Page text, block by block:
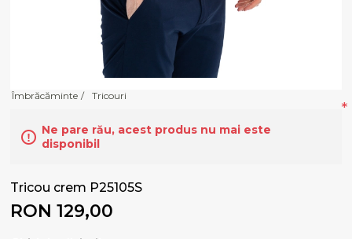
Îmbrăcăminte / Tricouri
Ne pare rău, acest produs nu mai este
disponibil
Tricou crem P25105S
RON 129,00
*